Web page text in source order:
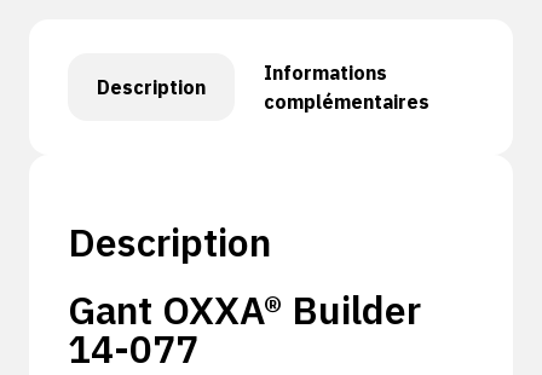
Description
Informations
complémentaires
Description
Gant OXXA® Builder
14-077